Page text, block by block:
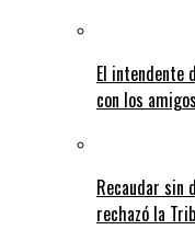
El intendente
con los
Recaudar sin
rechazó la